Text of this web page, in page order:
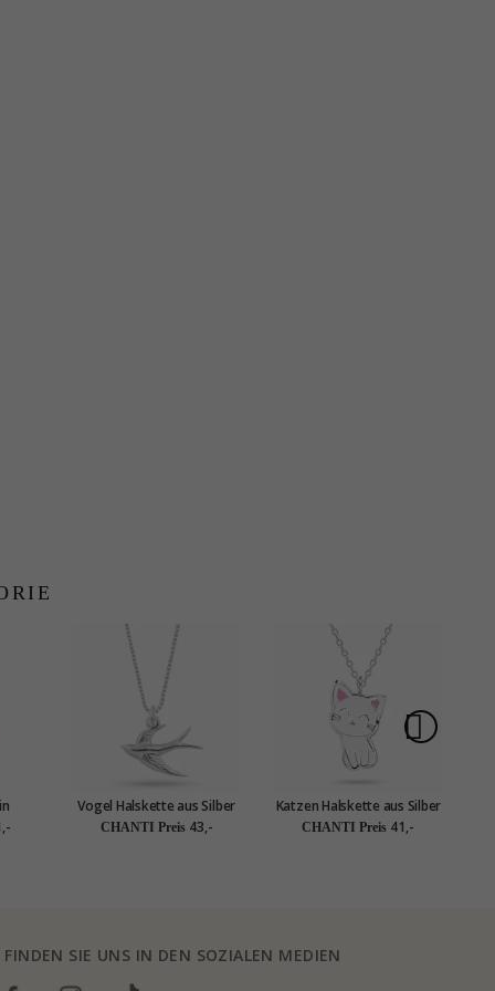
Vogel Halskette aus Silber
und Anhänger aus Silber
CHANTI Preis 43,-
Katzen Halskette aus Silber
und Anhänger aus Silber -
CHANTI Preis 41,-
FINDEN SIE UNS IN DEN SOZIALEN MEDIEN